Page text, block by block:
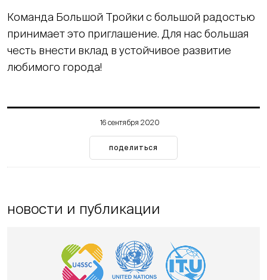
Команда Большой Тройки с большой радостью
принимает это приглашение. Для нас большая
честь внести вклад в устойчивое развитие
любимого города!
16 сентября 2020
поделиться
новости и публикации